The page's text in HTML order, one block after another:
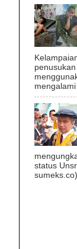
mengalami
status